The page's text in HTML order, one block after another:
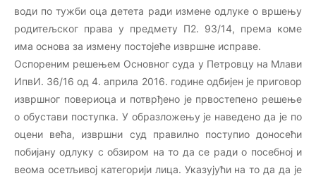
води по тужби оца детета ради измене одлуке о вршењу
родитељског права у предмету П2. 93/14, према коме
има основа за измену постојеће извршне исправе.
Оспореним решењем Основног суда у Петровцу на Млави
ИпвИ. 36/16 од 4. априла 2016. године одбијен је приговор
извршног повериоца и потврђено је првостепено решење
о обустави поступка. У образложењу је наведено да је по
оцени већа, извршни суд правилно поступио доносећи
побијану одлуку с обзиром на то да се ради о посебној и
веома осетљивој категорији лица. Указујући на то да да је